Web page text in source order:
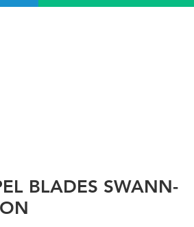
BLADES SWANN-